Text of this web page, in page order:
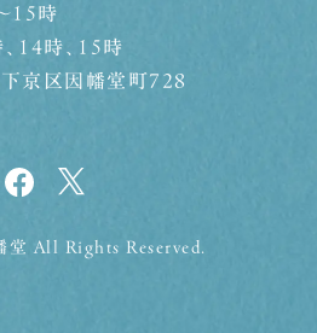
15時
14時、15時
京区因幡堂町728
All Rights Reserved.